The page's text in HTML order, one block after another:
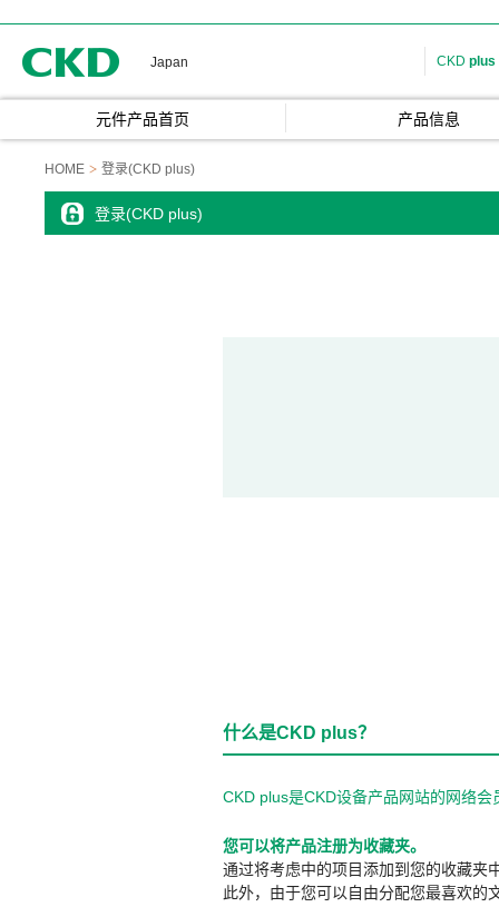
Japan CKD plus
元件产品首页 产品信息
HOME 登录(CKD plus)
登录(CKD plus)
什么是CKD plus？
CKD plus是CKD设备产品网站的网络
您可以将产品注册为收藏夹。
通过将考虑中的项目添加到您的收藏夹
此外，由于您可以自由分配您最喜欢的